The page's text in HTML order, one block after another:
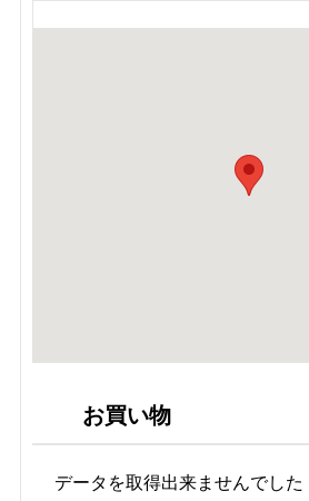
お買い物
データを取得出来ませんでした